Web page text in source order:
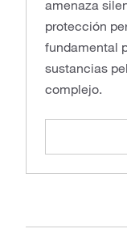
amenaza
protección
fundamental
sustancias
complejo.